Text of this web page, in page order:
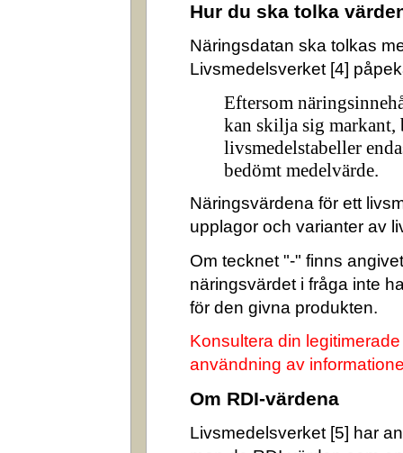
Hur du ska tolka
Näringsdatan ska tolkas
Livsmedelsverket [4]
Eftersom
kan skilja sig markant,
livsmedelstabeller
bedömt medelvärde.
Näringsvärdena för ett
upplagor och varianter av
Om tecknet "-" finns
näringsvärdet i fråga inte
för den givna produkten.
Konsultera din
användning av
Om RDI-värdena
Livsmedelsverket [5] har